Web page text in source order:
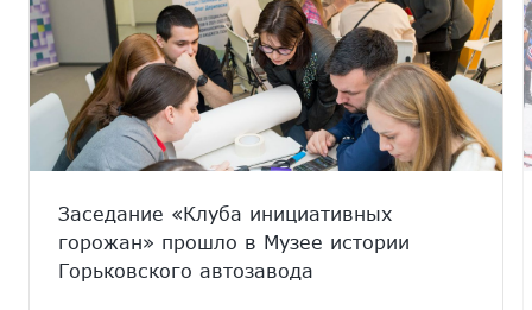
Заседание «Клуба инициативных
горожан» прошло в Музее истории
Горьковского автозавода